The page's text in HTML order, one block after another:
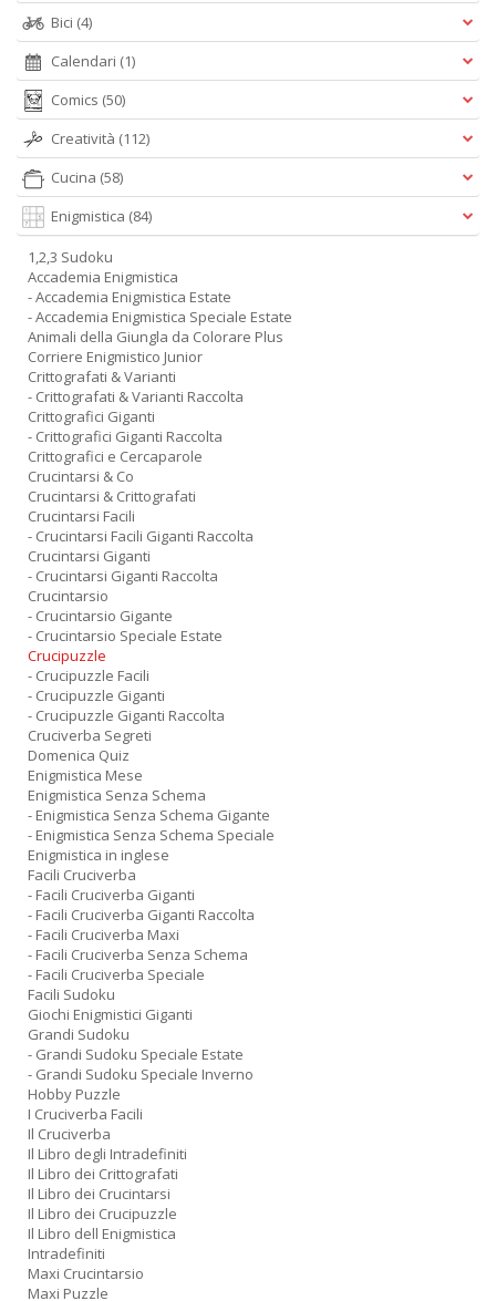
Bici (4)
Calendari (1)
Comics (50)
Creatività (112)
Cucina (58)
Enigmistica (84)
1,2,3 Sudoku
Accademia Enigmistica
- Accademia Enigmistica Estate
- Accademia Enigmistica Speciale Estate
Animali della Giungla da Colorare Plus
Corriere Enigmistico Junior
Crittografati & Varianti
- Crittografati & Varianti Raccolta
Crittografici Giganti
- Crittografici Giganti Raccolta
Crittografici e Cercaparole
Crucintarsi & Co
Crucintarsi & Crittografati
Crucintarsi Facili
- Crucintarsi Facili Giganti Raccolta
Crucintarsi Giganti
- Crucintarsi Giganti Raccolta
Crucintarsio
- Crucintarsio Gigante
- Crucintarsio Speciale Estate
Crucipuzzle
- Crucipuzzle Facili
- Crucipuzzle Giganti
- Crucipuzzle Giganti Raccolta
Cruciverba Segreti
Domenica Quiz
Enigmistica Mese
Enigmistica Senza Schema
- Enigmistica Senza Schema Gigante
- Enigmistica Senza Schema Speciale
Enigmistica in inglese
Facili Cruciverba
- Facili Cruciverba Giganti
- Facili Cruciverba Giganti Raccolta
- Facili Cruciverba Maxi
- Facili Cruciverba Senza Schema
- Facili Cruciverba Speciale
Facili Sudoku
Giochi Enigmistici Giganti
Grandi Sudoku
- Grandi Sudoku Speciale Estate
- Grandi Sudoku Speciale Inverno
Hobby Puzzle
I Cruciverba Facili
Il Cruciverba
Il Libro degli Intradefiniti
Il Libro dei Crittografati
Il Libro dei Crucintarsi
Il Libro dei Crucipuzzle
Il Libro dell Enigmistica
Intradefiniti
Maxi Crucintarsio
Maxi Puzzle